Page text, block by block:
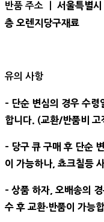
반품 주소 ㅣ 서울특별
층 오렌지당구재료
유의 사항
- 단순 변심의 경우 수령
합니다. (교환/반품비 고
- 당구 큐 구매 후 단순
이 가능하나, 쵸크칠등
- 상품 하자, 오배송의
수 후 교환∙반품이 가능